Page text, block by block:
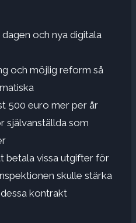
och nya digitala
och möjlig reform så
500 euro mer per år
självanställda som
betala vissa utgifter för
skulle stärka
kontrakt